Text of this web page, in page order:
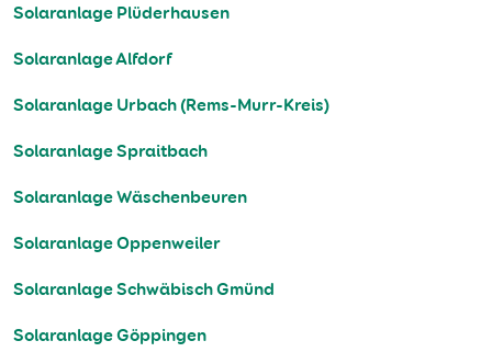
Solaranlage Plüderhausen
Solaranlage Alfdorf
Solaranlage Urbach (Rems-Murr-Kreis)
Solaranlage Spraitbach
Solaranlage Wäschenbeuren
Solaranlage Oppenweiler
Solaranlage Schwäbisch Gmünd
Solaranlage Göppingen